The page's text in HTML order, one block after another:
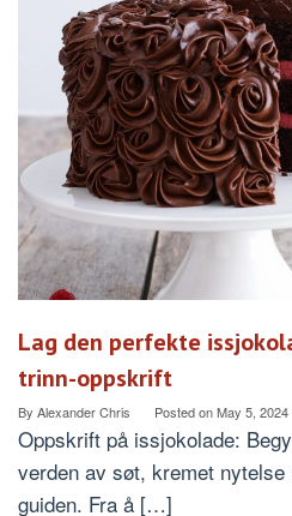
Lag den perfekte
trinn-oppskrift
By Alexander Chris Posted onMay 5, 2024
Oppskrift på issjokolade:
verden av søt, kremet nytelse
guiden. Fra å […]